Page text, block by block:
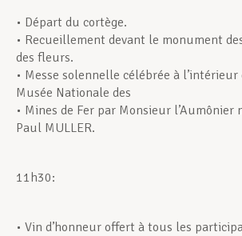
Actualités
• Départ du cortège.
• Recueillement devant le monument
des fleurs.
• Messe solennelle célébrée à
Musée Nationale des
• Mines de Fer par Monsieur l’Aumônier
Paul MULLER.
11h30:
• Vin d’honneur offert à tous les